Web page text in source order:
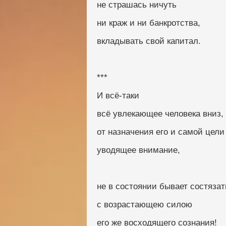
не страшась ничуть
ни краж и ни банкротства,
вкладывать свой капитал.
***
И всё-таки
всё увлекающее человека вниз,
от назначения его и самой цели
уводящее внимание,
не в состоянии бывает
с возрастающею силою
его же восходящего сознания!